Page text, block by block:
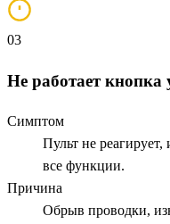
03
Не работает кнопка
Симптом
Пульт не реагирует,
все функции.
Причина
Обрыв проводки,